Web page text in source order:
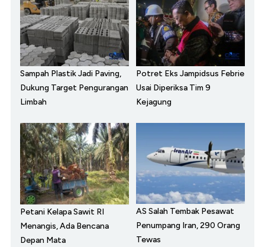
Sampah Plastik Jadi Paving,
Dukung Target Pengurangan
Limbah
Potret Eks Jampidsus Febrie
Usai Diperiksa Tim 9
Kejagung
Petani Kelapa Sawit RI
Menangis, Ada Bencana
Depan Mata
AS Salah Tembak Pesawat
Penumpang Iran, 290 Orang
Tewas